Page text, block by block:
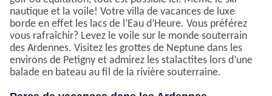
nautique et la voile! Votre villa de vacances de luxe
borde en effet les lacs de l’Eau d’Heure. Vous préférez
vous rafraîchir? Levez le voile sur le monde souterrain
des Ardennes. Visitez les grottes de Neptune dans les
environs de Petigny et admirez les stalactites lors d’une
balade en bateau au fil de la rivière souterraine.